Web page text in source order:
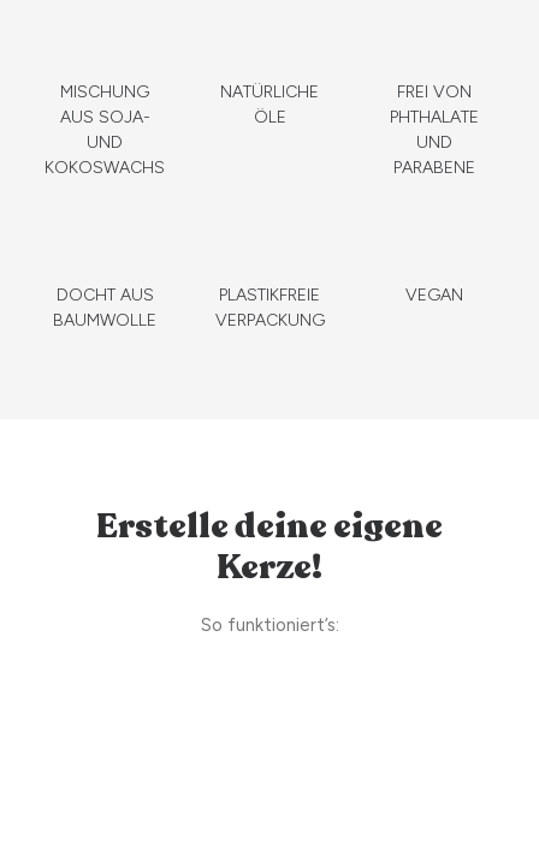
MISCHUNG
AUS SOJA-
UND
KOKOSWACHS
NATÜRLICHE
ÖLE
FREI VON
PHTHALATE
UND
PARABENE
DOCHT AUS
BAUMWOLLE
PLASTIKFREIE
VERPACKUNG
VEGAN
Erstelle deine eigene
Kerze!
So funktioniert’s: